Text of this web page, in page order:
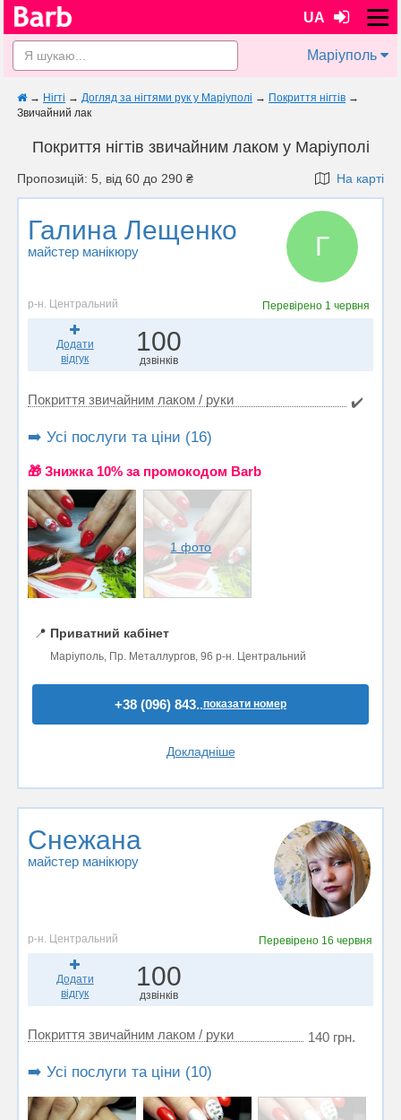
UA
Маріуполь
→ Нігті → Догляд за нігтями рук у Маріуполi → Покриття нігтів →
Звичайний лак
Покриття нігтів звичайним лаком у Маріуполi
Пропозицій: 5, від 60 до 290 ₴ На карті
Галина Лещенко
майстер манікюру Г
р-н. Центральний Перевірено 1 червня
Додати
відгук
100
дзвінків
Покриття звичайним лаком / руки ✔️
➡️ Усі послуги та ціни (16)
🎁 Знижка 10% за промокодом Barb
1 фото
📍 Приватний кабінет
Маріуполь, Пр. Металлургов, 96 р-н. Центральний
+38 (096) 843..показати номер
Докладніше
Снежана
майстер манікюру
р-н. Центральний Перевірено 16 червня
Додати
відгук
100
дзвінків
Покриття звичайним лаком / руки 140 грн.
➡️ Усі послуги та ціни (10)